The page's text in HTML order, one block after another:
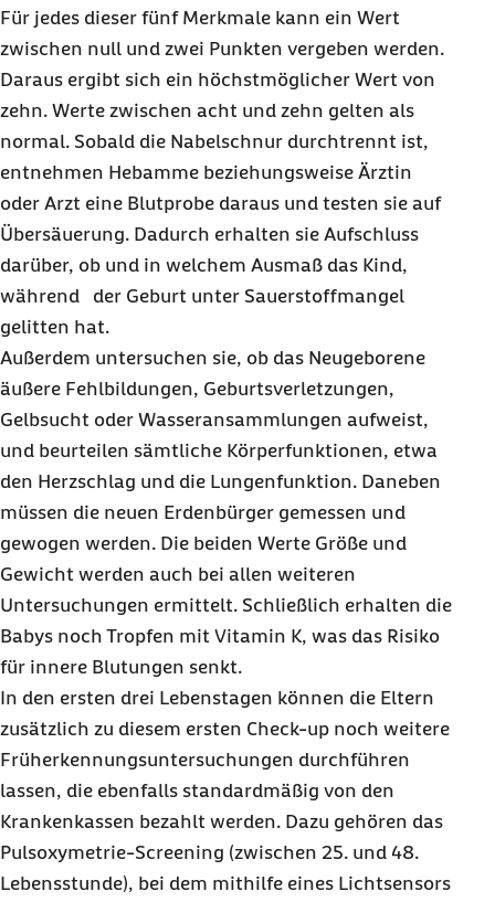
Für jedes dieser fünf Merkmale kann ein Wert
zwischen null und zwei Punkten vergeben werden.
Daraus ergibt sich ein höchstmöglicher Wert von
zehn. Werte zwischen acht und zehn gelten als
normal. Sobald die Nabelschnur durchtrennt ist,
entnehmen Hebamme beziehungsweise Ärztin
oder Arzt eine Blutprobe daraus und testen sie auf
Übersäuerung. Dadurch erhalten sie Aufschluss
darüber, ob und in welchem Ausmaß das Kind,
während der Geburt unter Sauerstoffmangel
gelitten hat.
Außerdem untersuchen sie, ob das Neugeborene
äußere Fehlbildungen, Geburtsverletzungen,
Gelbsucht oder Wasseransammlungen aufweist,
und beurteilen sämtliche Körperfunktionen, etwa
den Herzschlag und die Lungenfunktion. Daneben
müssen die neuen Erdenbürger gemessen und
gewogen werden. Die beiden Werte Größe und
Gewicht werden auch bei allen weiteren
Untersuchungen ermittelt. Schließlich erhalten die
Babys noch Tropfen mit Vitamin K, was das Risiko
für innere Blutungen senkt.
In den ersten drei Lebenstagen können die Eltern
zusätzlich zu diesem ersten Check-up noch weitere
Früherkennungsuntersuchungen durchführen
lassen, die ebenfalls standardmäßig von den
Krankenkassen bezahlt werden. Dazu gehören das
Pulsoxymetrie-Screening (zwischen 25. und 48.
Lebensstunde), bei dem mithilfe eines Lichtsensors